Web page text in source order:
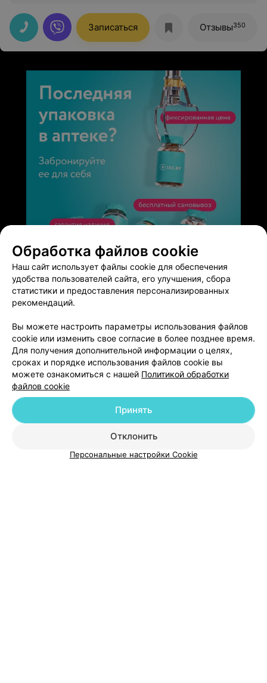
Записаться Отзывы350
ЭФФЕКТИВНАЯ РЕКЛАМА НА САЙТЕ
Добавить компанию
Добавить специалиста
Новости проекта
Размещение рекламы
Медицинский маркетинг
Публичный договор
Обработка файлов cookie
Наш сайт использует файлы cookie для обеспечения
удобства пользователей сайта, его улучшения, сбора
статистики и предоставления персонализированных
рекомендаций.
Вы можете настроить параметры использования файлов
cookie или изменить свое согласие в более позднее время.
Для получения дополнительной информации о целях,
сроках и порядке использования файлов cookie вы
можете ознакомиться с нашей Политикой обработки
файлов cookie
Отклонить
Принять
Персональные настройки Cookie